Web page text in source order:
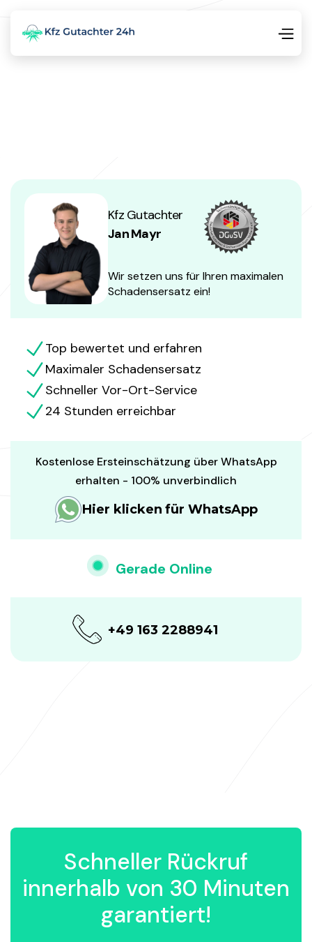
Kfz Gutachter
Jan Mayr
Wir setzen uns für Ihren maximalen
Schadensersatz ein!
Top bewertet und erfahren
Maximaler Schadensersatz
Schneller Vor-Ort-Service
24 Stunden erreichbar
Kostenlose Ersteinschätzung über WhatsApp
erhalten - 100% unverbindlich
Hier klicken für WhatsApp
Gerade Online
+49 163 2288941
Schneller Rückruf
innerhalb von 30 Minuten
garantiert!